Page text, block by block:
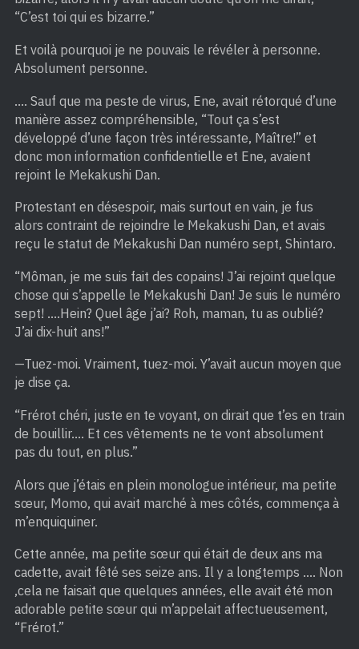
“C’est toi qui es bizarre.”
Et voilà pourquoi je ne pouvais le révéler à personne.
Absolument personne.
…. Sauf que ma peste de virus, Ene, avait rétorqué d’une
manière assez compréhensible, “Tout ça s’est
développé d’une façon très intéressante, Maître!” et
donc mon information confidentielle et Ene, avaient
rejoint le Mekakushi Dan.
Protestant en désespoir, mais surtout en vain, je fus
alors contraint de rejoindre le Mekakushi Dan, et avais
reçu le statut de Mekakushi Dan numéro sept, Shintaro.
“Môman, je me suis fait des copains! J’ai rejoint quelque
chose qui s’appelle le Mekakushi Dan! Je suis le numéro
sept! ….Hein? Quel âge j’ai? Roh, maman, tu as oublié?
J’ai dix-huit ans!”
—Tuez-moi. Vraiment, tuez-moi. Y’avait aucun moyen que
je dise ça.
“Frérot chéri, juste en te voyant, on dirait que t’es en train
de bouillir…. Et ces vêtements ne te vont absolument
pas du tout, en plus.”
Alors que j’étais en plein monologue intérieur, ma petite
sœur, Momo, qui avait marché à mes côtés, commença à
m’enquiquiner.
Cette année, ma petite sœur qui était de deux ans ma
cadette, avait fêté ses seize ans. Il y a longtemps …. Non
,cela ne faisait que quelques années, elle avait été mon
adorable petite sœur qui m’appelait affectueusement,
“Frérot.”